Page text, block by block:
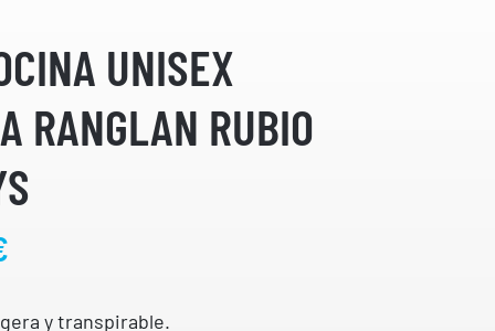
UNISEX
RANGLAN RUBIO
g
y transpirable.